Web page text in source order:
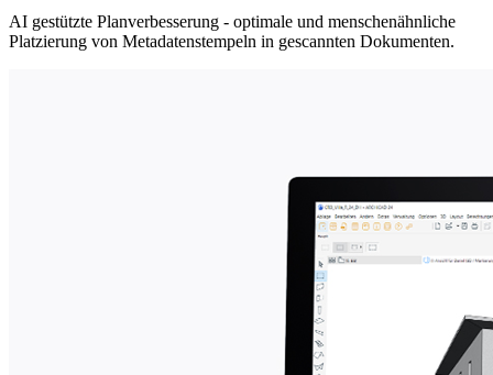
AI gestützte Planverbesserung - optimale und menschenähnliche
Platzierung von Metadatenstempeln in gescannten Dokumenten.